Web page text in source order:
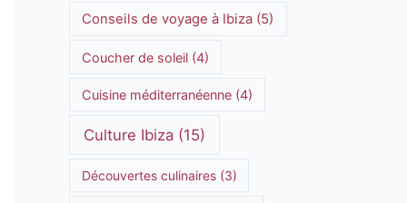
Conseils de voyage à Ibiza (5)
Coucher de soleil (4)
Cuisine méditerranéenne (4)
Culture Ibiza (15)
Découvertes culinaires(3)